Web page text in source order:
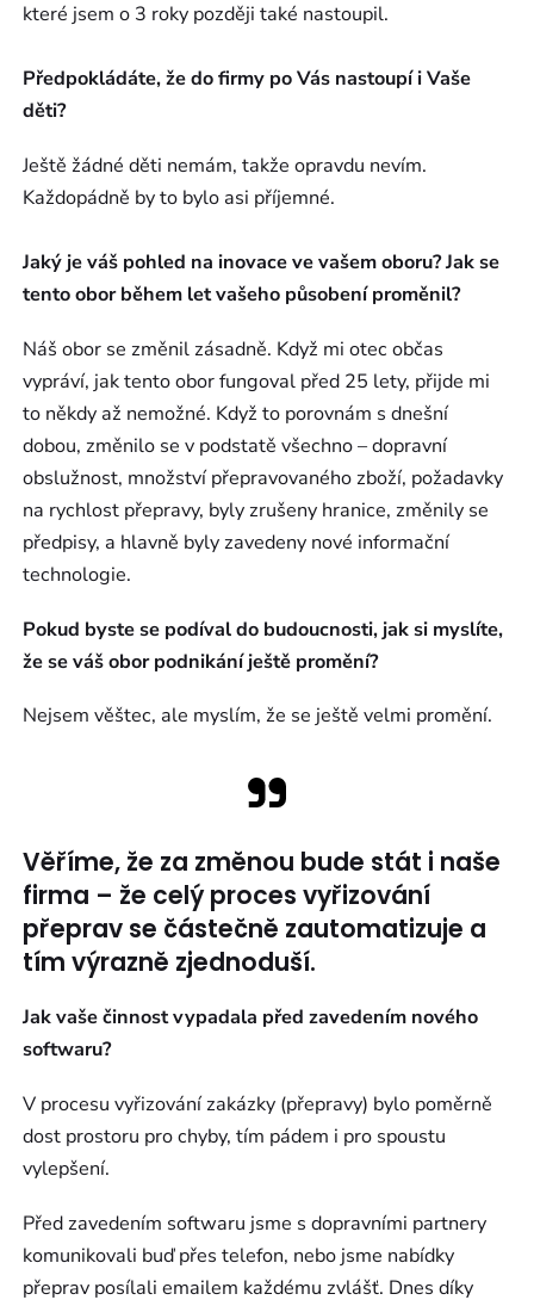
které jsem o 3 roky později také nastoupil.
Předpokládáte, že do firmy po Vás nastoupí i Vaše
děti?
Ještě žádné děti nemám, takže opravdu nevím.
Každopádně by to bylo asi příjemné.
Jaký je váš pohled na inovace ve vašem oboru? Jak se
tento obor během let vašeho působení proměnil?
Náš obor se změnil zásadně. Když mi otec občas
vypráví, jak tento obor fungoval před 25 lety, přijde mi
to někdy až nemožné. Když to porovnám s dnešní
dobou, změnilo se v podstatě všechno – dopravní
obslužnost, množství přepravovaného zboží, požadavky
na rychlost přepravy, byly zrušeny hranice, změnily se
předpisy, a hlavně byly zavedeny nové informační
technologie.
Pokud byste se podíval do budoucnosti, jak si myslíte,
že se váš obor podnikání ještě promění?
Nejsem věštec, ale myslím, že se ještě velmi promění.
Věříme, že za změnou bude stát i naše
firma – že celý proces vyřizování
přeprav se částečně zautomatizuje a
tím výrazně zjednoduší.
Jak vaše činnost vypadala před zavedením nového
softwaru?
V procesu vyřizování zakázky (přepravy) bylo poměrně
dost prostoru pro chyby, tím pádem i pro spoustu
vylepšení.
Před zavedením softwaru jsme s dopravními partnery
komunikovali buď přes telefon, nebo jsme nabídky
přeprav posílali emailem každému zvlášť. Dnes díky